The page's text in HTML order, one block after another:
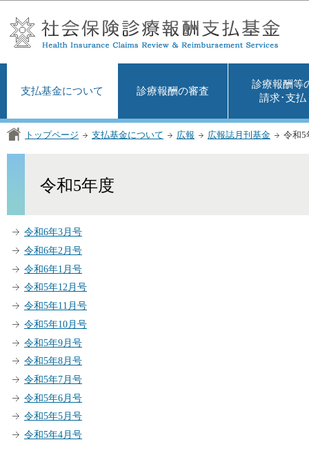
支払基金について 診療報酬の審査
診療報酬等
請求･支払
トップページ 支払基金について 広報 広報誌月刊基金 令和5
令和5年度
令和6年3月号
令和6年2月号
令和6年1月号
令和5年12月号
令和5年11月号
令和5年10月号
令和5年9月号
令和5年8月号
令和5年7月号
令和5年6月号
令和5年5月号
令和5年4月号